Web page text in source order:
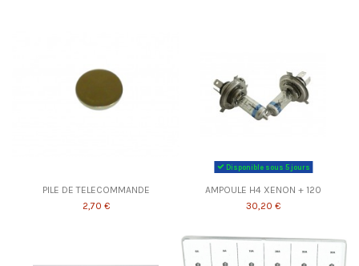
PILE DE TELECOMMANDE
2,70 €
Disponible sous 5 jours
AMPOULE H4 XENON + 120
30,20 €